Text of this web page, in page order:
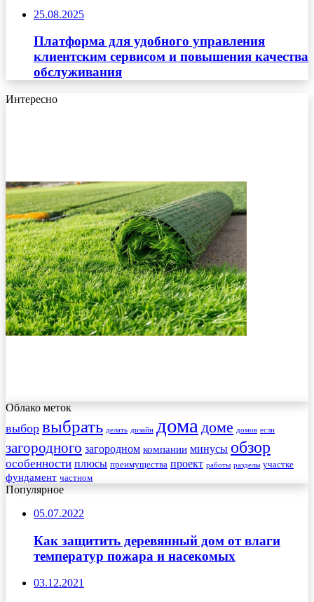
25.08.2025
Платформа для удобного управления
клиентским сервисом и повышения качества
обслуживания
Интересно
Облако меток
выбор выбрать делать дизайн дома доме домов если
загородного загородном компании минусы обзор
особенности плюсы преимущества проект работы разделы участке
фундамент частном
Популярное
05.07.2022
Как защитить деревянный дом от влаги
температур пожара и насекомых
03.12.2021